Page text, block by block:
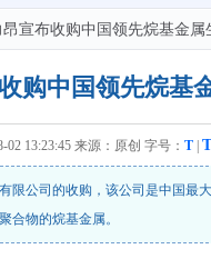
宣布收购中国领先烷基金属
购中国领先烷基
02 13:23:45 来源：原创 字号： T| T
限公司的收购，该公司是中国最
合物的烷基金属。